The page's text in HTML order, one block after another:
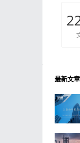
最新文章